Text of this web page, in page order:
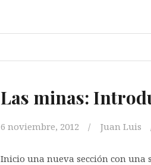
Las minas:
6 noviembre, 2012 Juan Luis
Inicio una nueva sección con una